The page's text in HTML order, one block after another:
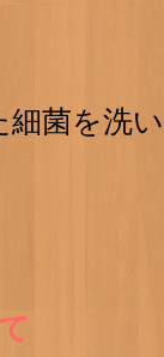
細菌を洗